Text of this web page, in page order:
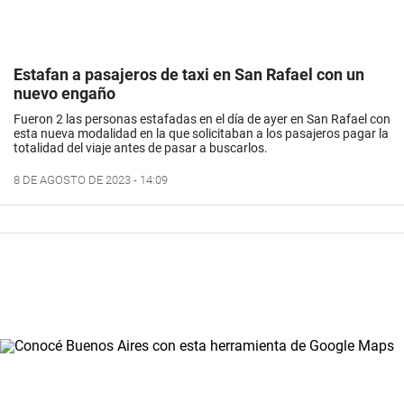
Estafan a pasajeros de taxi en San Rafael con un
nuevo engaño
Fueron 2 las personas estafadas en el día de ayer en San Rafael con
esta nueva modalidad en la que solicitaban a los pasajeros pagar la
totalidad del viaje antes de pasar a buscarlos.
8 DE AGOSTO DE 2023 - 14:09